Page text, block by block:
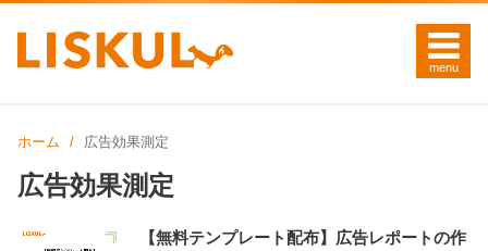
ホーム 広告効果測定
広告効果測定
【無料テンプレート配布】広告レポートの作